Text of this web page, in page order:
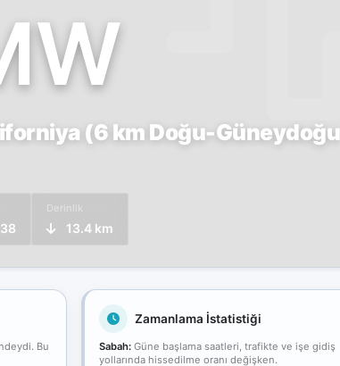
(6 km Doğu-Güneydoğu
Derinlik
13.4 km
Bu
Zamanlama İstatistiği
Sabah:Güne başlama saatleri, trafikte ve işe gidiş
yollarında hissedilme oranı değişken.